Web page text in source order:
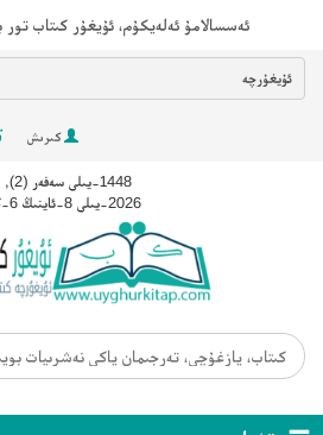
ئەسسالامۇ ئەلەيكۇم، ئۇيغۇر كىتاب
ئۇيغۇرچە
كىرىش
1448-يىلى سەفەر (2), 23
2026-يىلى 8-ئاينىڭ 6-كۈنى